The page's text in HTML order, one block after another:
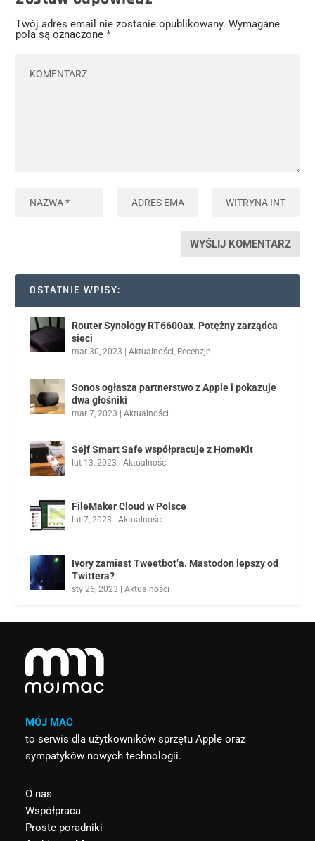
Twój adres email nie zostanie opublikowany. Wymagane
pola są oznaczone*
OSTATNIE WPISY:
Router Synology RT6600ax. Potężny zarządca
sieci
mar 30, 2023 |Aktualności, Recenzje
Sonos ogłasza partnerstwo z Apple i pokazuje
dwa głośniki
mar 7, 2023 |Aktualności
Sejf Smart Safe współpracuje z HomeKit
lut 13, 2023 |Aktualności
FileMaker Cloud w Polsce
lut 7, 2023 |Aktualności
Ivory zamiast Tweetbot’a. Mastodon lepszy od
Twittera?
sty 26, 2023 |Aktualności
MÓJ MAC
to serwis dla użytkowników sprzętu Apple oraz
sympatyków nowych technologii.
O nas
Współpraca
Proste poradniki